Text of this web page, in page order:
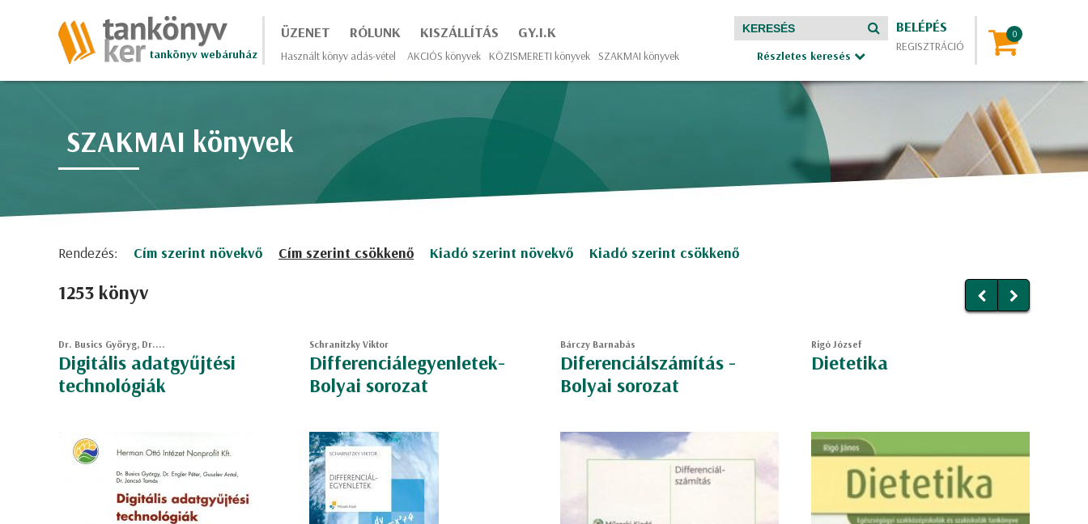
tankönyv webáruház
ÜZENET RÓLUNK KISZÁLLÍTÁS GY.I.K
Használt könyv adás-vétel AKCIÓS könyvek KÖZISMERETI könyvek SZAKMAI könyvek Részletes keresés
BELÉPÉS
REGISZTRÁCIÓ
SZAKMAI könyvek
Rendezés: Cím szerint növekvő Cím szerint csökkenő Kiadó szerint növekvő Kiadó szerint csökkenő
1253 könyv
Dr. Busics Györyg, Dr....
Digitális adatgyűjtési
technológiák
Schranitzky Viktor
Differenciálegyenletek-
Bolyai sorozat
Bárczy Barnabás
Diferenciálszámítás -
Bolyai sorozat
Rigó József
Dietetika